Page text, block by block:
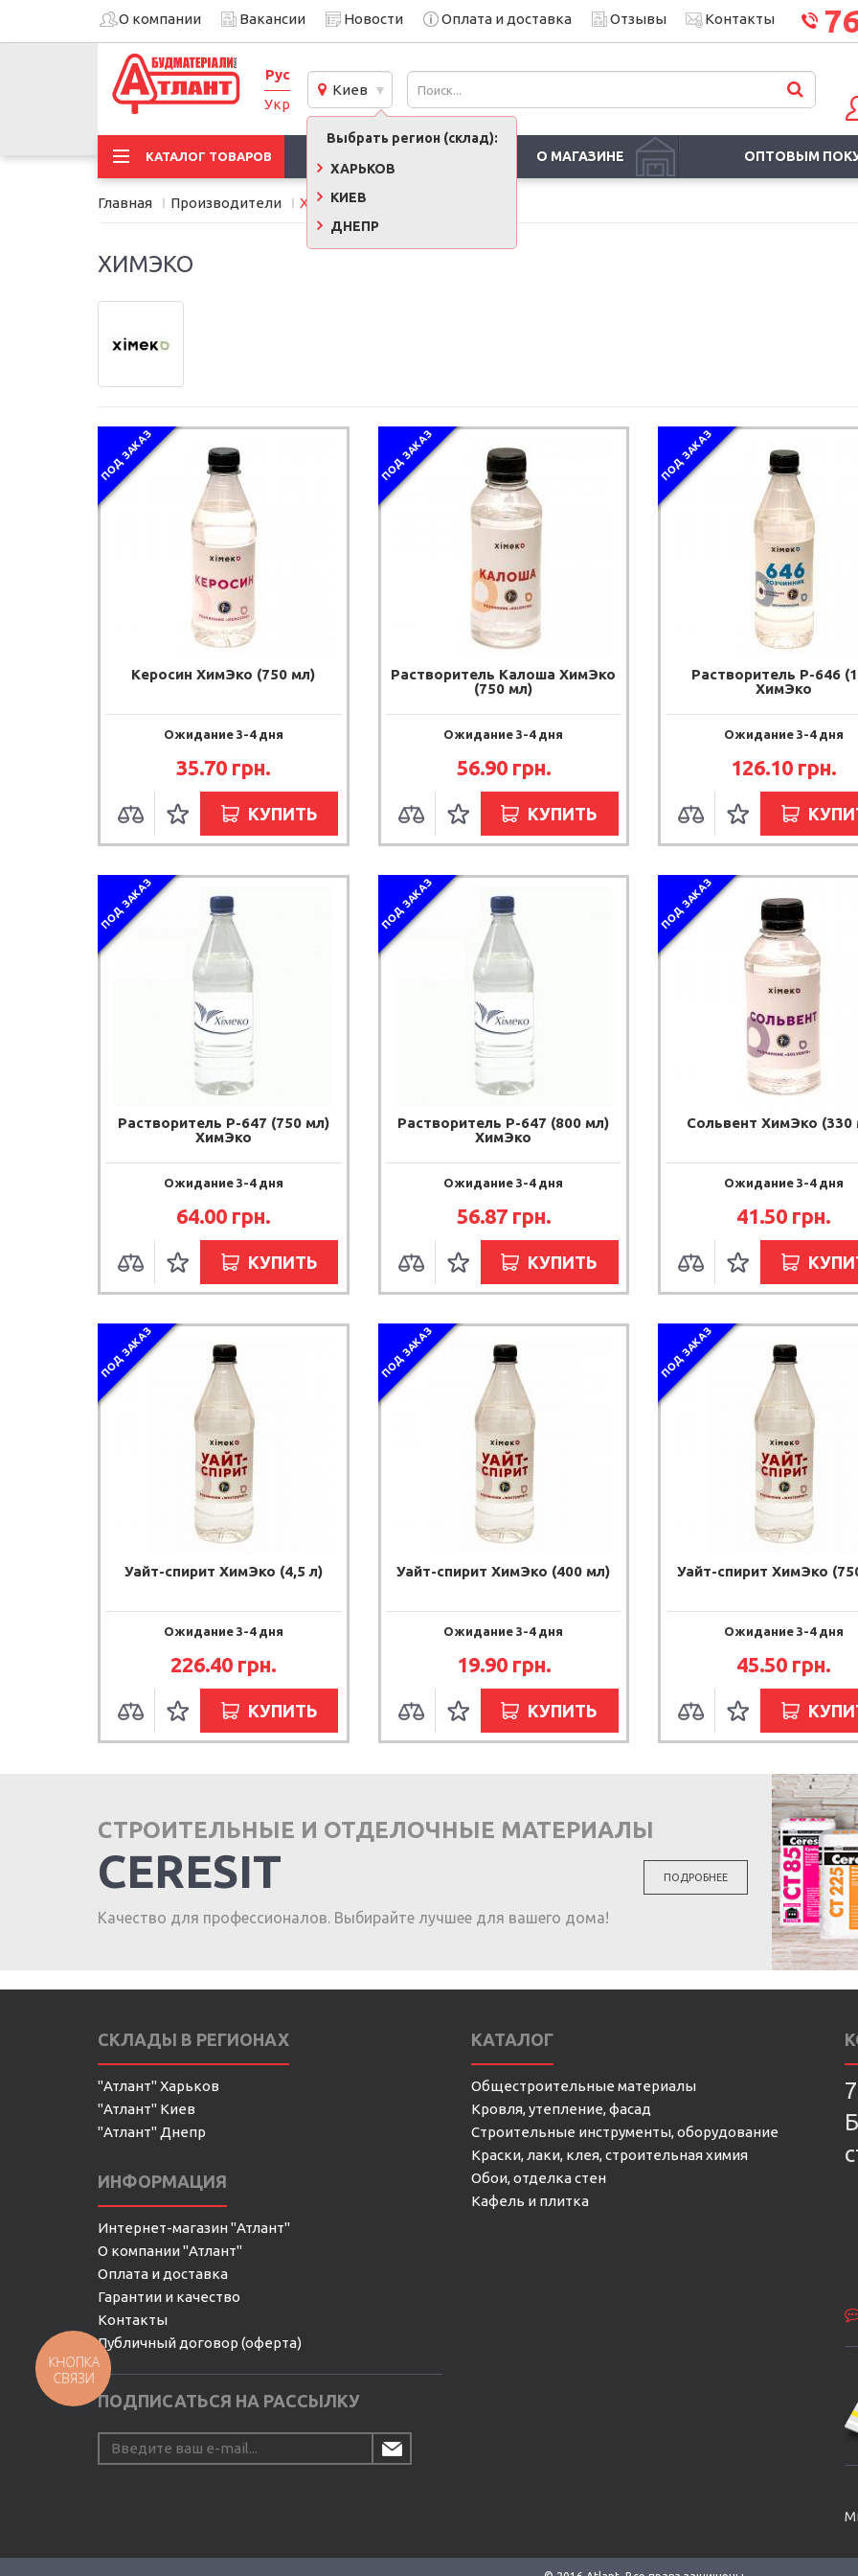
О компании Вакансии Новости Оплата и доставка Отзывы Контакты
Рус
Укр
Киев
Выбрать регион (склад):
ХАРЬКОВ
КИЕВ
ДНЕПР
КАТАЛОГ ТОВАРОВ О МАГАЗИНЕ ОПТОВЫМ
Главная Производители ХИМЭКО
ХИМЭКО
ПОД ЗАКАЗ
Керосин ХимЭко (750 мл)
Ожидание 3-4 дня
35.70 грн.
КУПИТЬ
ПОД ЗАКАЗ
Растворитель Калоша ХимЭко
(750 мл)
Ожидание 3-4 дня
56.90 грн.
КУПИТЬ
ПОД ЗАКАЗ
Растворитель Р-646
ХимЭко
Ожидание 3-4 дня
126.10 грн.
ПОД ЗАКАЗ
Растворитель Р-647 (750 мл)
ХимЭко
Ожидание 3-4 дня
64.00 грн.
КУПИТЬ
ПОД ЗАКАЗ
Растворитель Р-647 (800 мл)
ХимЭко
Ожидание 3-4 дня
56.87 грн.
КУПИТЬ
ПОД ЗАКАЗ
Сольвент ХимЭко (330
Ожидание 3-4 дня
41.50 грн.
ПОД ЗАКАЗ
Уайт-спирит ХимЭко (4,5 л)
Ожидание 3-4 дня
226.40 грн.
КУПИТЬ
ПОД ЗАКАЗ
Уайт-спирит ХимЭко (400 мл)
Ожидание 3-4 дня
19.90 грн.
КУПИТЬ
ПОД ЗАКАЗ
Уайт-спирит ХимЭко
Ожидание 3-4 дня
45.50 грн.
СТРОИТЕЛЬНЫЕ И ОТДЕЛОЧНЫЕ МАТЕРИАЛЫ
CERESIT
Качество для профессионалов. Выбирайте лучшее для вашего дома!
ПОДРОБНЕЕ
СКЛАДЫ В РЕГИОНАХ
"Атлант" Харьков
"Атлант" Киев
"Атлант" Днепр
ИНФОРМАЦИЯ
Интернет-магазин "Атлант"
О компании "Атлант"
Оплата и доставка
Гарантии и качество
Контакты
Публичный договор (оферта)
ПОДПИСАТЬСЯ НА РАССЫЛКУ
КАТАЛОГ
Общестроительные материалы
Кровля, утепление, фасад
Строительные инструменты, оборудование
Краски, лаки, клея, строительная химия
Обои, отделка стен
Кафель и плитка
КНОПКА
СВЯЗИ